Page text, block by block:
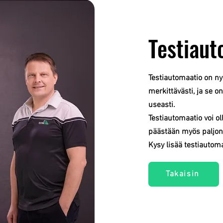
Testiautomaatio on
merkittävästi, ja se
useasti.
Testiautomaatio voi
päästään myös
Kysy lisää
Takaisin